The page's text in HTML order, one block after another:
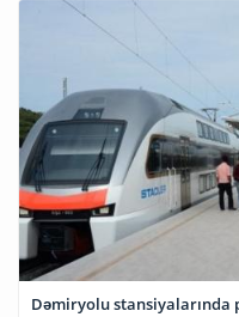
Dəmiryolu stansiyalarında